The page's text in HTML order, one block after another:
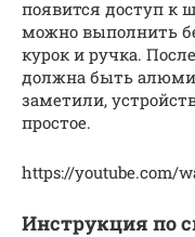
появится доступ к
можно выполнить
курок и ручка.
должна быть
заметили,
простое.
https://youtube.com/
Инструкция по